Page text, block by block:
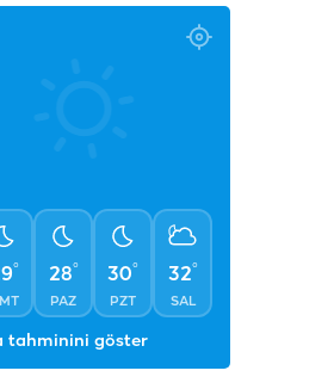
° 28°
PAZ
30°
PZT
32°
SAL
tahminini göster